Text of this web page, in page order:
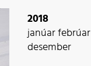
2018
janúarfebrúar
desember